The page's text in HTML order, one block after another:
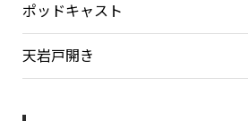
ポッドキャスト
天岩戸開き